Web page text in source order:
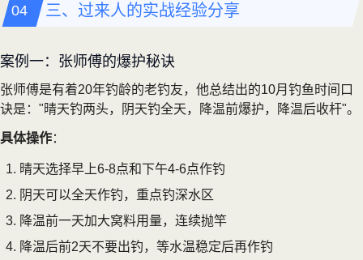
三、过来人的实战经验分享
案例一：张师傅的爆护秘诀
张师傅是有着20年钓龄的老钓友，他总结出的10月钓鱼时间口
诀是："晴天钓两头，阴天钓全天，降温前爆护，降温后收杆"。
具体操作：
晴天选择早上6-8点和下午4-6点作钓
阴天可以全天作钓，重点钓深水区
降温前一天加大窝料用量，连续抛竿
降温后前2天不要出钓，等水温稳定后再作钓